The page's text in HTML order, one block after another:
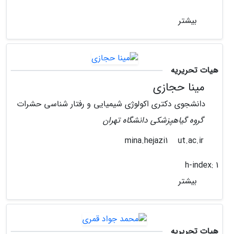
بیشتر
هیات تحریریه
مینا حجازی
دانشجوی دکتری اکولوژی شیمیایی و رفتار شناسی حشرات
گروه گیاهپزشکی دانشگاه تهران
ut.ac.ir
h-index: 1
بیشتر
هیات تحریریه